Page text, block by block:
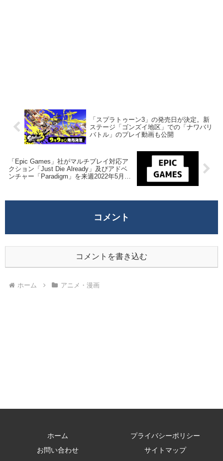
「スプラトゥーン3」の発売日が決定。新
ステージ「ゴンズイ地区」での「ナワバリ
バトル」のプレイ動画も公開
「Epic Games」社がマルチプレイ対応ア
クション「Just Die Already」及びアドベ
ンチャー「Paradigm」を来週2022年5月5
コメント
コメントを書き込む
ホーム アニメ・漫画
ホーム
プライバシーポリシー
お問い合わせ
サイトマップ